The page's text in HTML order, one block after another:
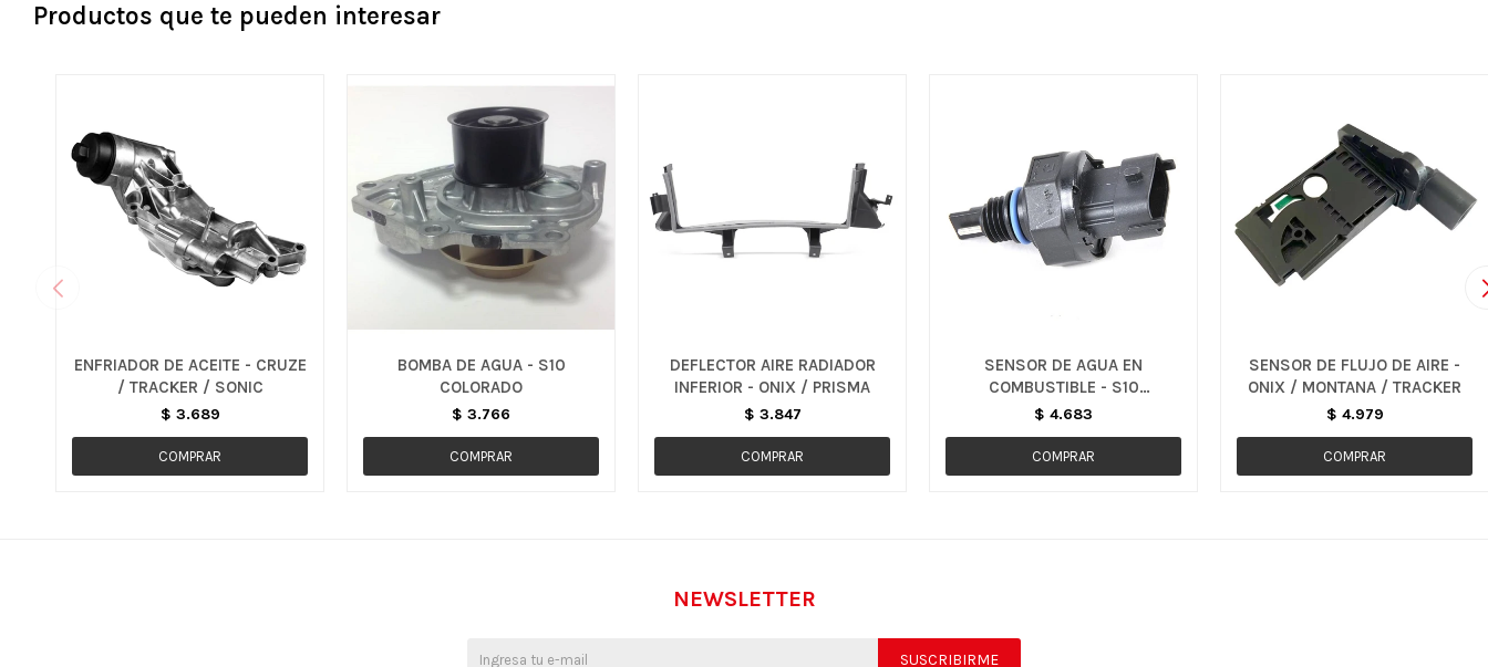
Productos que te pueden interesar
ENFRIADOR DE ACEITE - CRUZE
/ TRACKER / SONIC
$ 3.689
BOMBA DE AGUA - S10
COLORADO
$ 3.766
DEFLECTOR AIRE RADIADOR
INFERIOR - ONIX / PRISMA
$ 3.847
SENSOR DE AGUA EN
COMBUSTIBLE - S10
COLORADO
$ 4.683
SENSOR DE FLUJO DE AIRE -
ONIX / MONTANA / TRACKER
$ 4.979
NEWSLETTER
SUSCRIBIRME